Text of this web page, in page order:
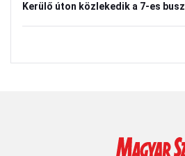
Kerülő úton közlekedik a 7-es busz